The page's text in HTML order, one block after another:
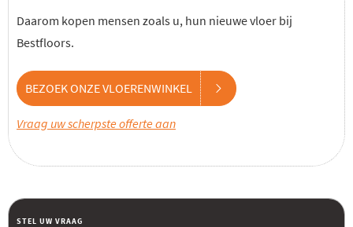
Daarom kopen mensen zoals u, hun nieuwe vloer bij
Bestfloors.
BEZOEK ONZE VLOERENWINKEL
Vraag uw scherpste offerte aan
STEL UW VRAAG